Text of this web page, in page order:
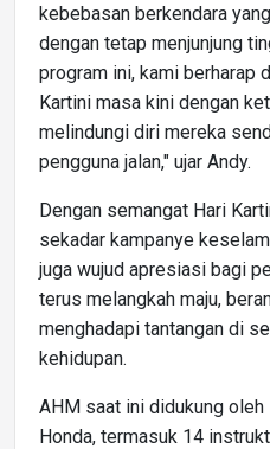
kebebasan berkendara
dengan tetap menjunjung
program ini, kami berharap
Kartini masa kini dengan
melindungi diri mereka
pengguna jalan," ujar Andy.
Dengan semangat Hari
sekadar kampanye
juga wujud apresiasi bagi
terus melangkah maju,
menghadapi tantangan di
kehidupan.
AHM saat ini didukung
Honda, termasuk 14